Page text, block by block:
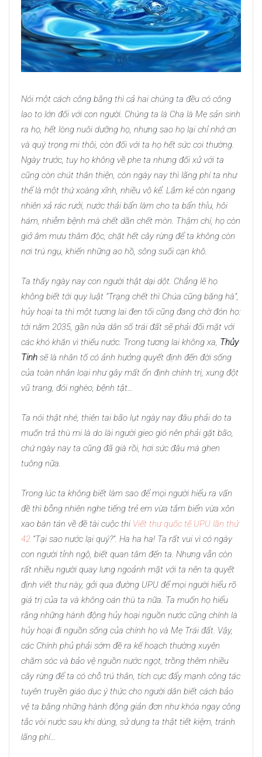
Nói một cách công bằng thì cả hai chúng ta đều có công
lao to lớn đối với con người. Chúng ta là Cha là Mẹ sản sinh
ra họ, hết lòng nuôi dưỡng họ, nhưng sao họ lại chỉ nhớ ơn
và quý trọng mi thôi, còn đối với ta họ hết sức coi thường.
Ngày trước, tuy họ không về phe ta nhưng đối xử với ta
cũng còn chút thân thiện, còn ngày nay thì lãng phí ta như
thể là một thứ xoàng xĩnh, nhiều vô kể. Lắm kẻ còn ngang
nhiên xả rác rưởi, nước thải bẩn làm cho ta bẩn thỉu, hôi
hám, nhiễm bệnh mà chết dần chết mòn. Thậm chí, họ còn
giở âm mưu thâm độc, chặt hết cây rừng để ta không còn
nơi trú ngụ, khiến những ao hồ, sông suối cạn khô.
Ta thấy ngày nay con người thật dại dột. Chẳng lẽ họ
không biết tới quy luật “Trạng chết thì Chúa cũng băng hà”,
hủy hoại ta thì một tương lai đen tối cũng đang chờ đón họ:
tới năm 2035, gần nửa dân số trái đất sẽ phải đối mặt với
các khó khăn vì thiếu nước. Trong tương lai không xa, Thủy
Tinh sẽ là nhân tố có ảnh hưởng quyết định đến đời sống
của toàn nhân loại như gây mất ổn định chính trị, xung đột
vũ trang, đói nghèo, bệnh tật…
Ta nói thật nhé, thiên tai bão lụt ngày nay đâu phải do ta
muốn trả thù mi là do lài người gieo gió nên phải gặt bão,
chứ ngày nay ta cũng đã già rồi, hơi sức đâu mà ghen
tuông nữa.
Trong lúc ta không biết làm sao để mọi người hiểu ra vấn
đề thì bỗng nhiên nghe tiếng trẻ em vừa tắm biển vừa xôn
xao bàn tán về đề tài cuộc thi Viết thư quốc tế UPU lần thứ
42 “Tại sao nước lại quý?”. Ha ha ha! Ta rất vui vì có ngày
con người tỉnh ngộ, biết quan tâm đến ta. Nhưng vẫn còn
rất nhiều người quay lưng ngoảnh mặt với ta nên ta quyết
định viết thư này, gởi qua đường UPU để mọi người hiểu rõ
giá trị của ta và không oán thù ta nữa. Ta muốn họ hiểu
rằng những hành động hủy hoại nguồn nước cũng chính là
hủy hoại đi nguồn sống của chính họ và Mẹ Trái đất. Vậy,
các Chính phủ phải sớm đề ra kế hoạch thường xuyên
chăm sóc và bảo vệ nguồn nước ngọt, trồng thêm nhiều
cây rừng để ta có chỗ trú thân, tích cực đẩy mạnh công tác
tuyên truyền giáo dục ý thức cho người dân biết cách bảo
vệ ta bằng những hành động giản đơn như khóa ngay công
tắc vòi nước sau khi dùng, sử dụng ta thật tiết kiệm, tránh
lãng phí…